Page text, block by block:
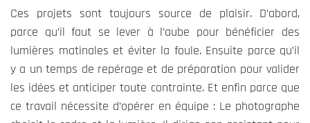
Ces projets sont toujours source de plaisir. D’abord,
parce qu’il faut se lever à l’aube pour bénéficier des
lumières matinales et éviter la foule. Ensuite parce qu’il
y a un temps de repérage et de préparation pour valider
les idées et anticiper toute contrainte. Et enfin parce que
ce travail nécessite d’opérer en équipe : Le photographe
contribuent
fonctions
vitales du
site